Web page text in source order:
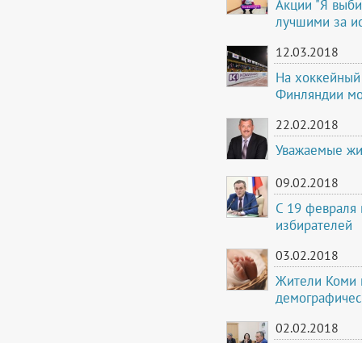
Акции "Я
лучшими за
12.03.2018
На
Финляндии
22.02.2018
Уважаемые
09.02.2018
С 19 февраля
избирателей
03.02.2018
Жители Коми
02.02.2018